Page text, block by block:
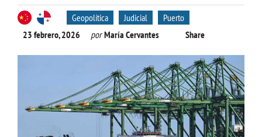
Geopolítica Judicial
Puerto
23 febrero, 2026
porMaría Cervantes Share